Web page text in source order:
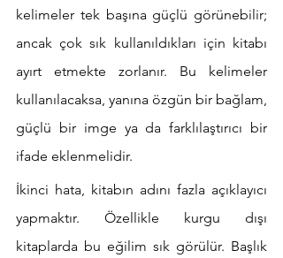
kelimeler tek başına güçlü görünebilir;
ancak çok sık kullanıldıkları için kitabı
ayırt etmekte zorlanır. Bu kelimeler
kullanılacaksa, yanına özgün bir bağlam,
güçlü bir imge ya da farklılaştırıcı bir
ifade eklenmelidir.
İkinci hata, kitabın adını fazla açıklayıcı
yapmaktır. Özellikle kurgu dışı
kitaplarda bu eğilim sık görülür. Başlık